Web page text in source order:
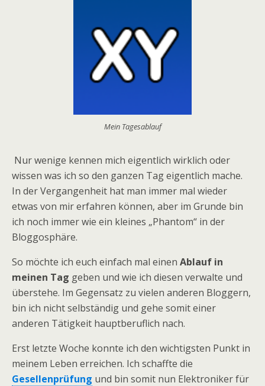
Mein Tagesablauf
Nur wenige kennen mich eigentlich wirklich oder
wissen was ich so den ganzen Tag eigentlich mache.
In der Vergangenheit hat man immer mal wieder
etwas von mir erfahren können, aber im Grunde bin
ich noch immer wie ein kleines „Phantom“ in der
Bloggosphäre.
So möchte ich euch einfach mal einen Ablauf in
meinen Tag geben und wie ich diesen verwalte und
überstehe. Im Gegensatz zu vielen anderen Bloggern,
bin ich nicht selbständig und gehe somit einer
anderen Tätigkeit hauptberuflich nach.
Erst letzte Woche konnte ich den wichtigsten Punkt in
meinem Leben erreichen. Ich schaffte die
Gesellenprüfung und bin somit nun Elektroniker für